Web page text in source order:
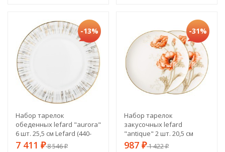
-13%
Набор тарелок
обеденных lefard "aurora"
6 шт. 25,5 см Lefard (440-
271)
7 411 ₽8 546₽
-31%
Набор тарелок
закусочных lefard
"antique" 2 шт. 20,5 см
Lefard (415-2265)
987 ₽1 422₽